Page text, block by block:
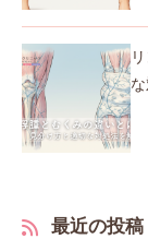
最近の投稿